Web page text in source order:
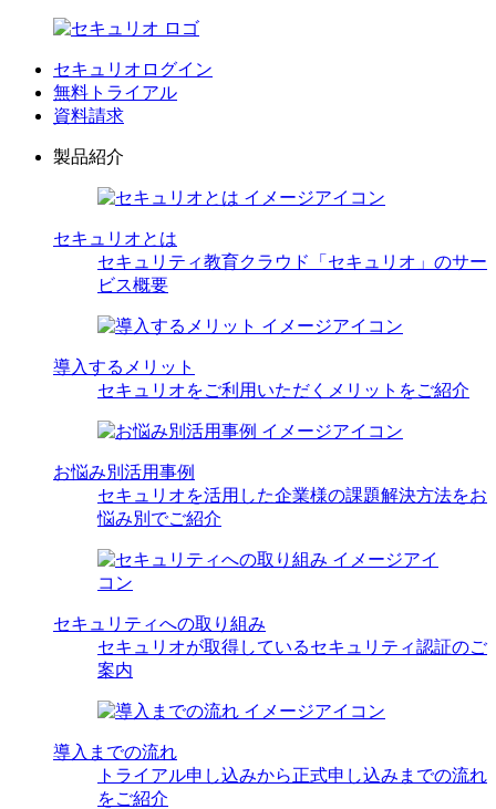
セキュリオログイン
無料トライアル
資料請求
製品紹介
セキュリオとは
セキュリティ教育クラウド「セキュリオ」のサー
ビス概要
導入するメリット
セキュリオをご利用いただくメリットをご紹介
お悩み別活用事例
セキュリオを活用した企業様の課題解決方法をお
悩み別でご紹介
セキュリティへの取り組み
セキュリオが取得しているセキュリティ認証のご
案内
導入までの流れ
トライアル申し込みから正式申し込みまでの流れ
をご紹介